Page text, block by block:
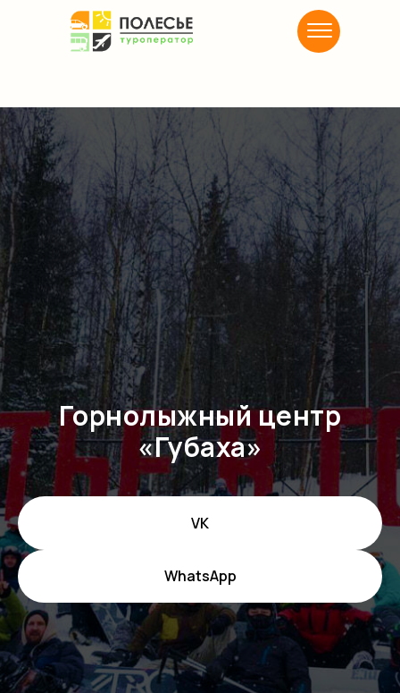
Горнолыжный центр
«Губаха»
VK
WhatsApp